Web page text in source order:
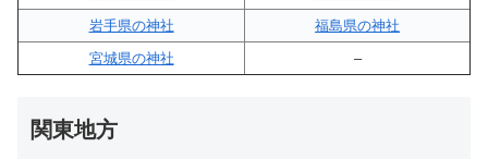
岩手県の神社
福島県の神社
宮城県の神社
–
関東地方